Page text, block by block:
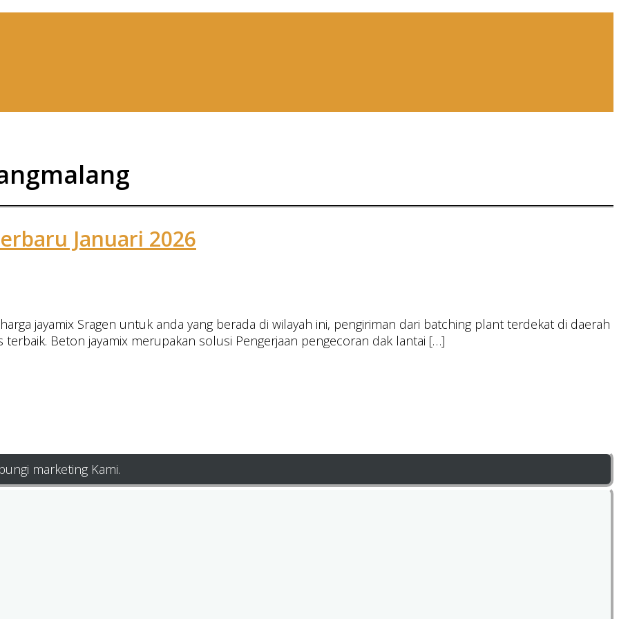
Januari 2026
jayamix Sragen untuk anda yang berada di wilayah ini, pengiriman dari batching plant terdekat di daerah
Beton jayamix merupakan solusi Pengerjaan pengecoran dak lantai […]
marketing Kami.